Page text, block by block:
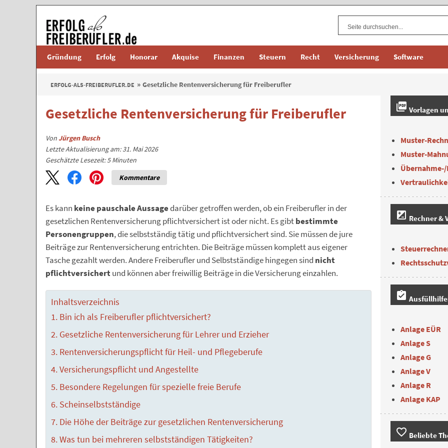
Gründung Erfolg Honorar Akquise Finanzen Steuern Recht Versicherung Software
ERFOLG-ALS-FREIBERUFLER.DE Gesetzliche Rentenversicherung für Freiberufler
Gesetzliche Rentenversicherung für Freiberufler
VonJürgen Busch
Letzte Aktualisierung am: 31. Mai 2026
Geschätzte Lesezeit:5 Minuten
Kommentare
Es kann keine pauschale Aussagedarüber getroffen werden, ob ein Freiberufler in der
gesetzlichen Rentenversicherung pflichtversichert ist oder nicht. Es gibtbestimmte
Personengruppen, die selbstständig tätig und pflichtversichert sind. Sie müssen de jure
Beiträge zur Rentenversicherung entrichten. Die Beiträge müssen komplett aus eigener
Tasche gezahlt werden. Andere Freiberufler und Selbstständige hingegen sind nicht
pflichtversichert und können aber freiwillig Beiträge in die Versicherung einzahlen.
Inhaltsverzeichnis
Bin ich als Freiberufler pflichtversichert?
Gesetzliche Rentenversicherung für Lehrer und Erzieher
Rentenversicherungspflicht für Heil- und Pflegeberufe
Versicherungspflicht und Angestellte
Besondere Regelungen für spezielle freie Berufe
Scheinselbstständige
Die Höhe der Beiträge zur gesetzlichen Rentenversicherung
Was tun bei mehreren selbstständigen Tätigkeiten?
picture_as_pdf Vorlagen
Muster-
Muster-
iso Rechner &
assignment_turned_in
Anlage EÜR
Anlage S
Anlage G
Anlage V
Anlage R
Anlage KAP
favorite_border Beliebte